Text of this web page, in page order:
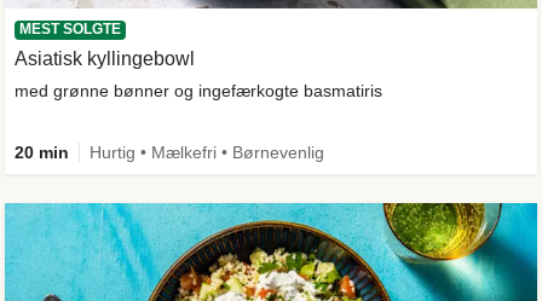
MEST SOLGTE
Asiatisk kyllingebowl
med grønne bønner og ingefærkogte basmatiris
20 min Hurtig • Mælkefri • Børnevenlig